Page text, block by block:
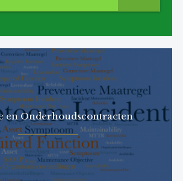
en Onderhoudscontracten